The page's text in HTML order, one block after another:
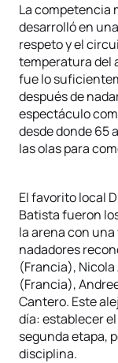
La competencia
desarrolló en
respeto y el
temperatura del
fue lo
después de
espectáculo
desde donde 65
las olas para
El favorito local
Batista fueron
la arena con
nadadores
(Francia),
(Francia),
Cantero. Este
día: establecer
segunda etapa,
disciplina.